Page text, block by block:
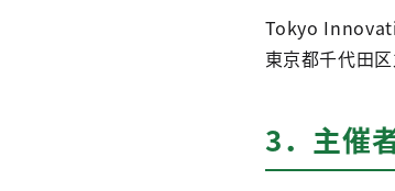
Tokyo
東京都千代田
3．主催